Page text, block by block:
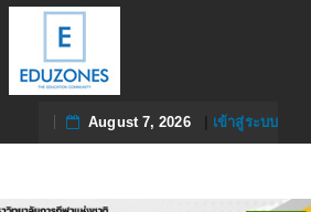
August 7, 2026| เข้าสู่ระบบ